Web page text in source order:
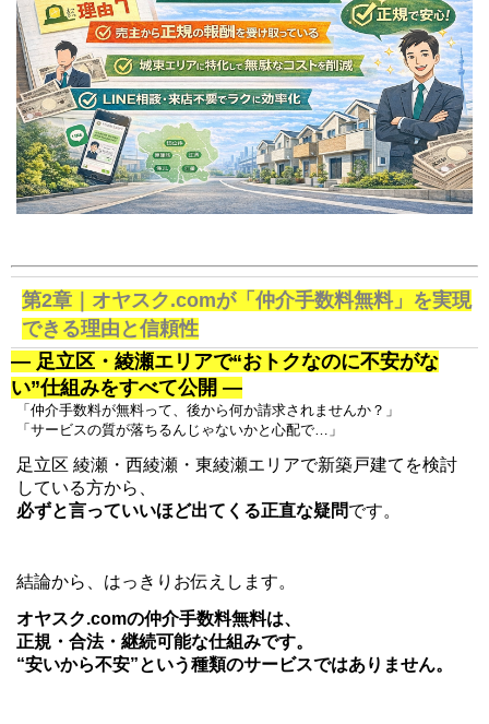
第2章｜オヤスク.comが「仲介手数料無料」を実現
できる理由と信頼性
― 足立区・綾瀬エリアで“おトクなのに不安がな
い”仕組みをすべて公開 ―
「仲介手数料が無料って、後から何か請求されませんか？」
「サービスの質が落ちるんじゃないかと心配で…」
足立区 綾瀬・西綾瀬・東綾瀬エリアで新築戸建てを検討
している方から、
必ずと言っていいほど出てくる正直な疑問です。
結論から、はっきりお伝えします。
オヤスク.comの仲介手数料無料は、
正規・合法・継続可能な仕組みです。
“安いから不安”という種類のサービスではありません。